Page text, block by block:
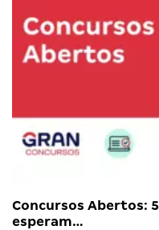
Concursos Abertos:
esperam…